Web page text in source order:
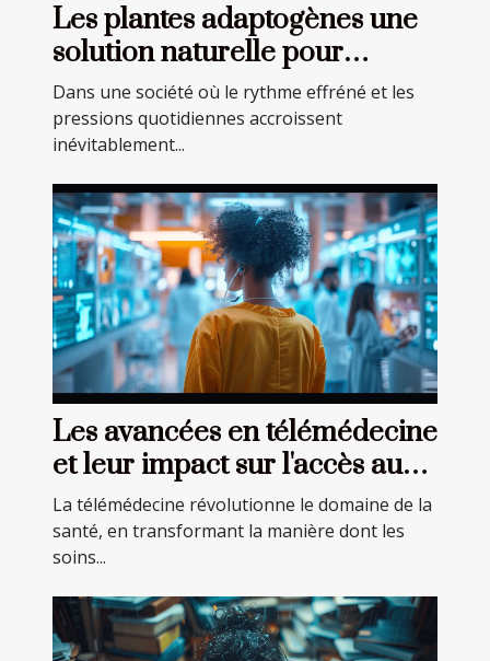
Les plantes adaptogènes une
solution naturelle pour
combattre stress et anxiété
Dans une société où le rythme effréné et les
pressions quotidiennes accroissent
inévitablement...
Les avancées en télémédecine
et leur impact sur l'accès aux
soins
La télémédecine révolutionne le domaine de la
santé, en transformant la manière dont les
soins...